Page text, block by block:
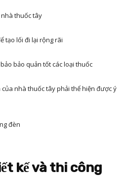
thuốc tây
tạo lối đi lại rộng rãi
bảo quản tốt các loại thuốc
nhà thuốc tây phải thể hiện được ý
đèn
kế và thi công